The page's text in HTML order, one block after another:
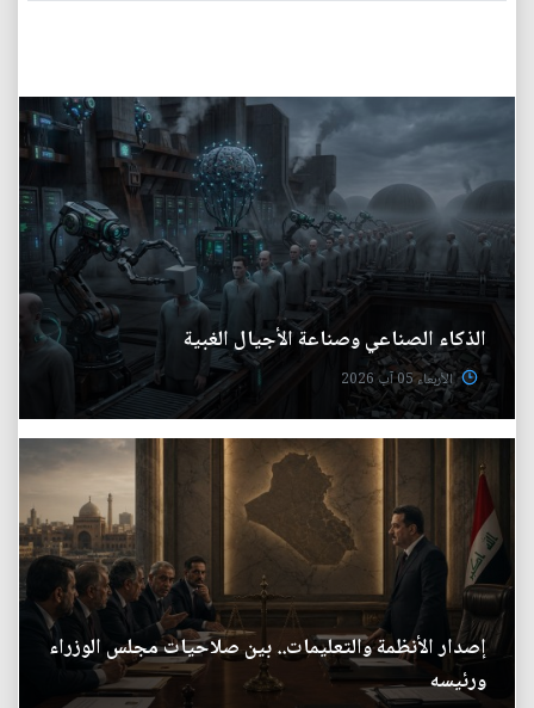
الذكاء الصناعي وصناعة الأجيال الغبية
الأربعاء 05 آب 2026
إصدار الأنظمة والتعليمات.. بين صلاحيات مجلس الوزراء
ورئيسه